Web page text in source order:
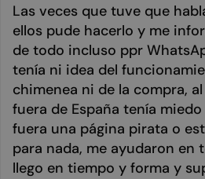
Las veces que tuve que
ellos pude hacerlo y me
de todo incluso ppr
tenía ni idea del
chimenea ni de la compra,
fuera de España tenía
fuera una página pirata o
para nada, me ayudaron en
llego en tiempo y forma y